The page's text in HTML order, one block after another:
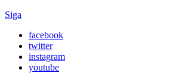
Siga
facebook
twitter
instagram
youtube